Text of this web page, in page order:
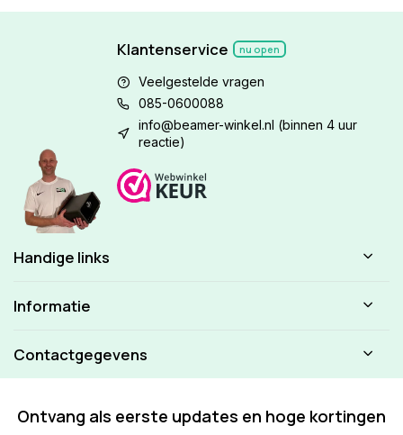
Klantenservice nu open
Veelgestelde vragen
085-0600088
info@beamer-winkel.nl (binnen 4 uur
reactie)
Handige links
Informatie
Contactgegevens
Ontvang als eerste updates en hoge kortingen